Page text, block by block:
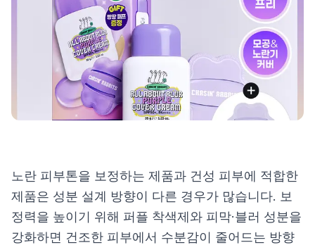
제품비교
Login
노란 피부톤을 보정하는 제품과 건성 피부에 적합한
제품은 성분 설계 방향이 다른 경우가 많습니다. 보
정력을 높이기 위해 퍼플 착색제와 피막·블러 성분을
강화하면 건조한 피부에서 수분감이 줄어드는 방향